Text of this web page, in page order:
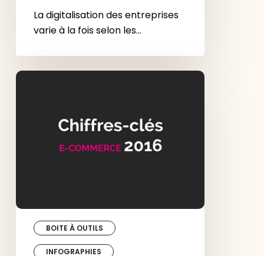
La digitalisation des entreprises
varie à la fois selon les…
Chiffres
BOITE À OUTILS
INFOGRAPHIES